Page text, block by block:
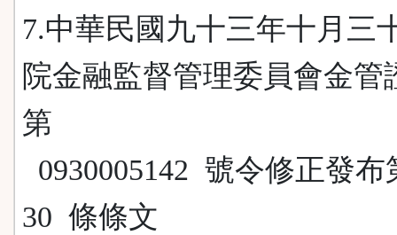
7.中華民國九十三年十月三
院金融監督管理委員會金管
第
0930005142 號令修正發布
30 條條文